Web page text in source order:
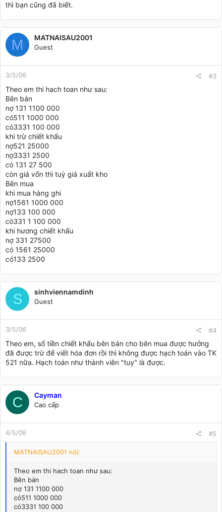
thì bạn cũng đã biết.
M MATNAISAU2001
Guest
3/5/06 #3
Theo em thi hach toan như sau:
Bên bán
nợ 131 1100 000
có511 1000 000
có3331 100 000
khi trừ chiết khấu
nợ521 25000
nợ3331 2500
có 131 27 500
còn giá vốn thì tuỳ giá xuất kho
Bên mua
khi mua hàng ghi
nợ1561 1000 000
nợ133 100 000
có331 1 100 000
khi hương chiết khấu
nợ 331 27500
có 1561 25000
có133 2500
S sinhviennamdinh
Guest
3/5/06 #4
Theo em, số tiền chiết khấu bên bán cho bên mua được hưởng
đã được trừ để viết hóa đơn rồi thì không được hạch toán vào TK
521 nữa. Hạch toán như thành viên "tuy" là được.
C Cayman
Cao cấp
4/5/06 #5
MATNAISAU2001 nói:
Theo em thi hach toan như sau:
Bên bán
nợ 131 1100 000
có511 1000 000
có3331 100 000